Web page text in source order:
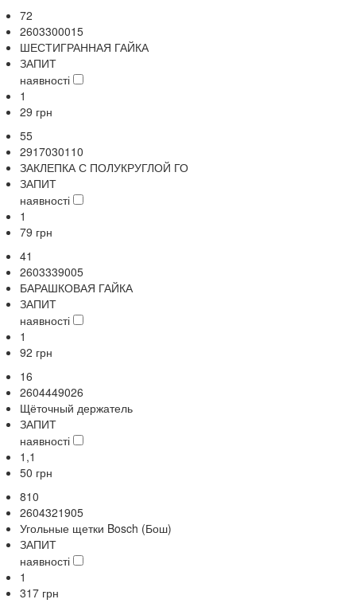
72
2603300015
ШЕСТИГРАННАЯ ГАЙКА
ЗАПИТ
наявності
1
29 грн
55
2917030110
ЗАКЛЕПКА С ПОЛУКРУГЛОЙ ГО
ЗАПИТ
наявності
1
79 грн
41
2603339005
БАРАШКОВАЯ ГАЙКА
ЗАПИТ
наявності
1
92 грн
16
2604449026
Щёточный держатель
ЗАПИТ
наявності
1,1
50 грн
810
2604321905
Угольные щетки Bosch (Бош)
ЗАПИТ
наявності
1
317 грн